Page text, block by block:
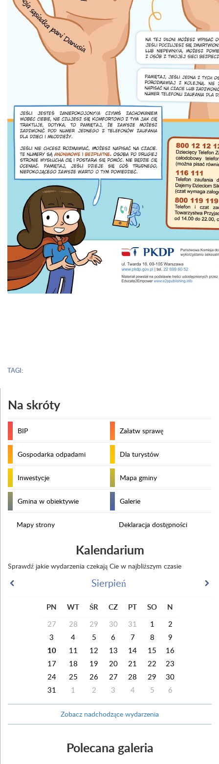
TAGI:
Na skróty
BIP Załatw sprawę
Gospodarka odpadami Dla turystów
Inwestycje Mapa gminy
Gmina w obiektywie Galerie
Mapy strony Deklaracja dostępności
Kalendarium
Sprawdź jakie wydarzenia czekają Cie w najbliższym czasie
Sierpień
PN WT ŚR CZ PT SO N
27 28 29 30 31 1
2
3
4 5 6 7 8 9
10 11 12 13 14 15
16
17
18 19 20 21 22
23
24
25 26 27 28 29
30
31
1 2 3 4 5 6
Zobacz nadchodzące wydarzenia
Polecana galeria